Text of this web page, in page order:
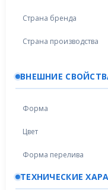
Страна бренда
Страна производства
ВНЕШНИЕ
Форма
Цвет
Форма перелива
ТЕХНИЧЕСКИЕ